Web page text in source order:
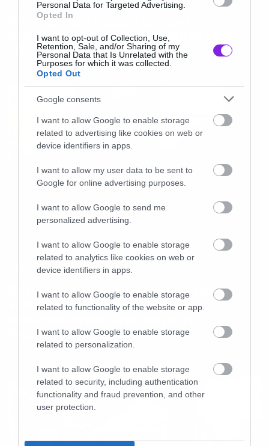
Personal Data for Targeted Advertising.
Opted In
I want to opt-out of Collection, Use,
Retention, Sale, and/or Sharing of my
Personal Data that Is Unrelated with the
Purposes for which it was collected.
Opted Out
Google consents
I want to allow Google to enable storage
related to advertising like cookies on web or
device identifiers in apps.
I want to allow my user data to be sent to
Google for online advertising purposes.
I want to allow Google to send me
personalized advertising.
I want to allow Google to enable storage
related to analytics like cookies on web or
device identifiers in apps.
I want to allow Google to enable storage
related to functionality of the website or app.
I want to allow Google to enable storage
related to personalization.
I want to allow Google to enable storage
related to security, including authentication
functionality and fraud prevention, and other
user protection.
Αυτό είναι το μεγαλύτερο
κινηματογραφικό στοίχημα που
έβαλε ποτέ το Netflix
Εντελώς τυχαία το trailer για τη
νέα ταινία του Μπραντ Πιτ
διαζύγιο με την Αντζελίνα